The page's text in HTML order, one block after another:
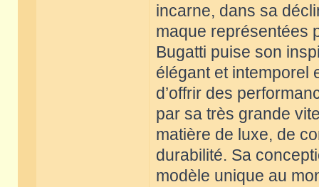
incarne, dans sa
maque représentées
Bugatti puise son
élégant et intemporel
d’offrir des
par sa très grande
matière de luxe, de
durabilité. Sa
modèle unique au